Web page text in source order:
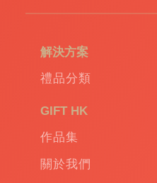
環
保
品|
gift|
Corporate
解決方案
禮品分類
GIFT HK
作品集
關於我們